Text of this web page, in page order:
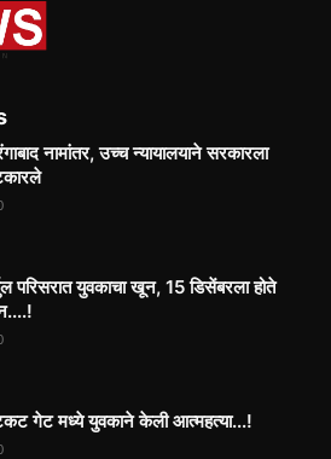
नामांतर, उच्च न्यायालयाने सरकारला
परिसरात युवकाचा खून, 15 डिसेंबरला होते
गेट मध्ये युवकाने केली आत्महत्या...!